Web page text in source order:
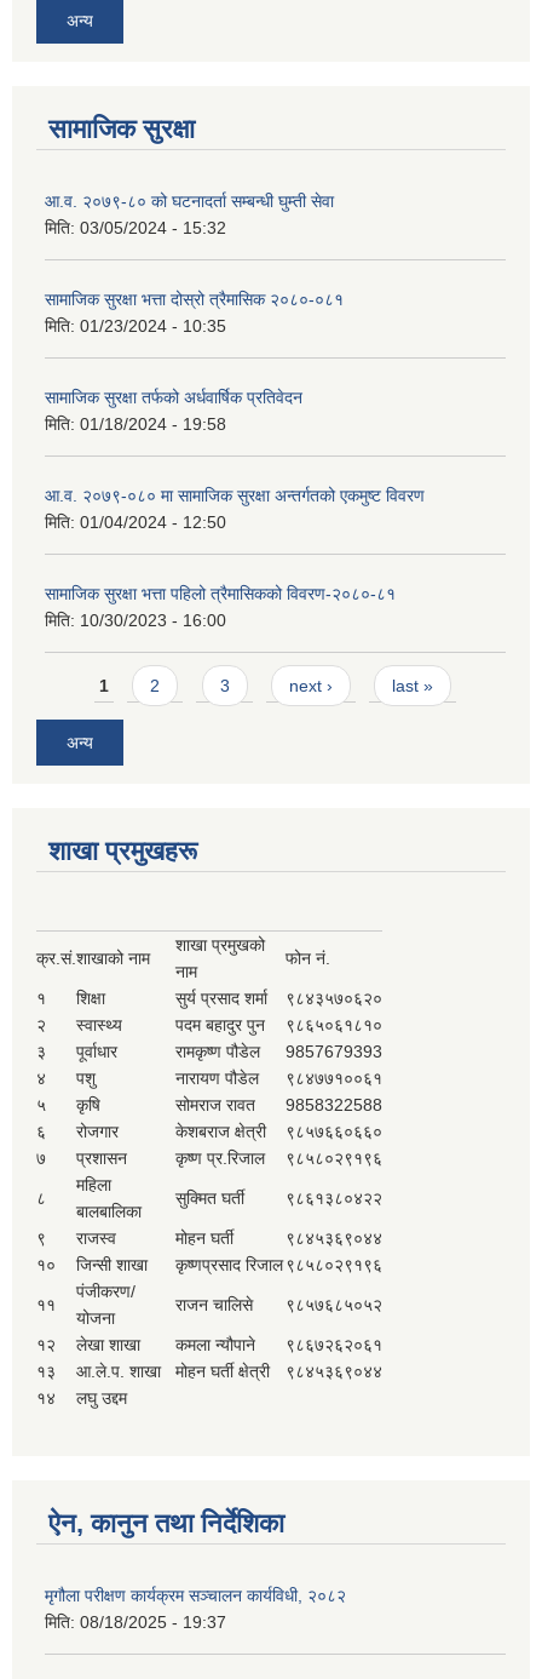
अन्य
सामाजिक सुरक्षा
आ.व. २०७९-८० को घटनादर्ता सम्बन्धी घुम्ती सेवा
मिति: 03/05/2024 - 15:32
सामाजिक सुरक्षा भत्ता दोस्रो त्रैमासिक २०८०-०८१
मिति: 01/23/2024 - 10:35
सामाजिक सुरक्षा तर्फको अर्धवार्षिक प्रतिवेदन
मिति: 01/18/2024 - 19:58
आ.व. २०७९-०८० मा सामाजिक सुरक्षा अन्तर्गतको एकमुष्ट विवरण
मिति: 01/04/2024 - 12:50
सामाजिक सुरक्षा भत्ता पहिलो त्रैमासिकको विवरण-२०८०-८१
मिति: 10/30/2023 - 16:00
Pages
1 2 3 next › last »
अन्य
शाखा प्रमुखहरू
क्र.सं.शाखाको नाम
शाखा प्रमुखको
नाम
फोन नं.
१ शिक्षा सुर्य प्रसाद शर्मा
९८४३५७०६२०
२
स्वास्थ्य पदम बहादुर पुन
९८६५०६१८१०
३
पूर्वाधार रामकृष्ण पौडेल
9857679393
४
पशु नारायण पौडेल
९८४७७१००६१
५
कृषि सोमराज रावत
9858322588
६
रोजगार केशबराज क्षेत्री
९८५७६६०६६०
७
प्रशासन कृष्ण प्र.रिजाल ९८५८०२९१९६
८
महिला
बालबालिका
सुक्मित घर्ती ९८६१३८०४२२
९ राजस्व मोहन घर्ती
९८४५३६९०४४
१०
जिन्सी शाखा कृष्णप्रसाद रिजाल९८५८०२९१९६
११
पंजीकरण/
योजना
राजन चालिसे ९८५७६८५०५२
१२ लेखा शाखा कमला न्यौपाने
९८६७२६२०६१
१३
आ.ले.प. शाखा मोहन घर्ती क्षेत्री
९८४५३६९०४४
१४
लघु उद्दम
ऐन, कानुन तथा निर्देशिका
मृगौला परीक्षण कार्यक्रम सञ्चालन कार्यविधी, २०८२
मिति: 08/18/2025 - 19:37